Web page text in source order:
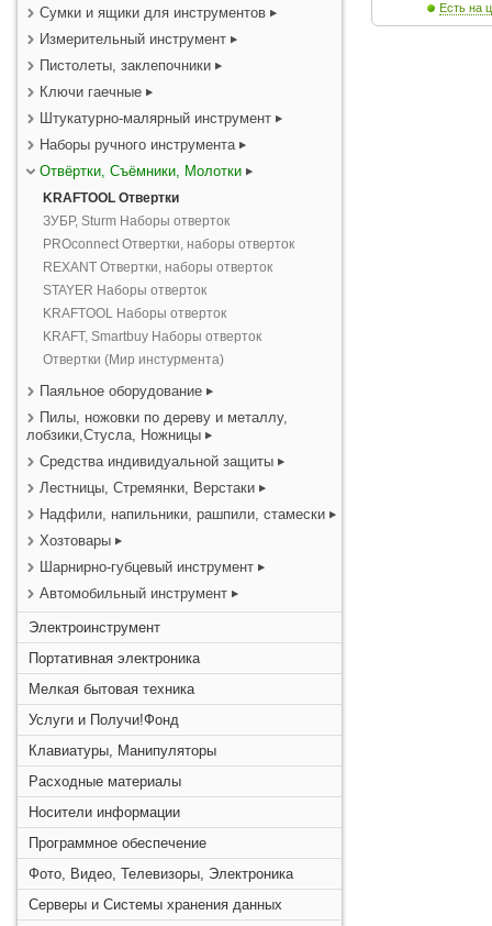
Сумки и ящики для инструментов
Измерительный инструмент
Пистолеты, заклепочники
Ключи гаечные
Штукатурно-малярный инструмент
Наборы ручного инструмента
Отвёртки, Съёмники, Молотки
KRAFTOOL Отвертки
ЗУБР, Sturm Наборы отверток
PROconnect Отвертки, наборы отверток
REXANT Отвертки, наборы отверток
STAYER Наборы отверток
KRAFTOOL Наборы отверток
KRAFT, Smartbuy Наборы отверток
Отвертки (Мир инстурмента)
Паяльное оборудование
Пилы, ножовки по дереву и металлу,
лобзики,Стусла, Ножницы
Средства индивидуальной защиты
Лестницы, Стремянки, Верстаки
Надфили, напильники, рашпили, стамески
Хозтовары
Шарнирно-губцевый инструмент
Автомобильный инструмент
Электроинструмент
Портативная электроника
Мелкая бытовая техника
Услуги и Получи!Фонд
Клавиатуры, Манипуляторы
Расходные материалы
Носители информации
Программное обеспечение
Фото, Видео, Телевизоры, Электроника
Серверы и Системы хранения данных
Есть на